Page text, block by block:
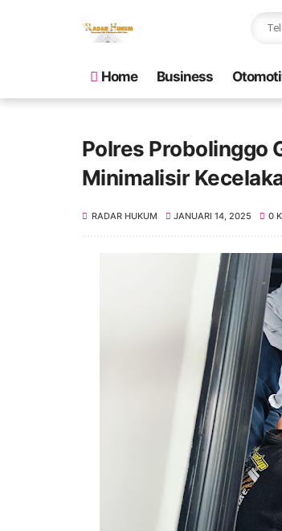
Home Business
Polres Probolinggo
Minimalisir
RADAR HUKUM JANUARI 14, 2025 0